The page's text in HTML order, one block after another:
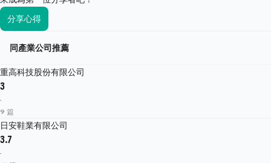
分享心得
同產業公司推薦
重高科技股份有限公司
3
·
9 篇
日安鞋業有限公司
3.7
·